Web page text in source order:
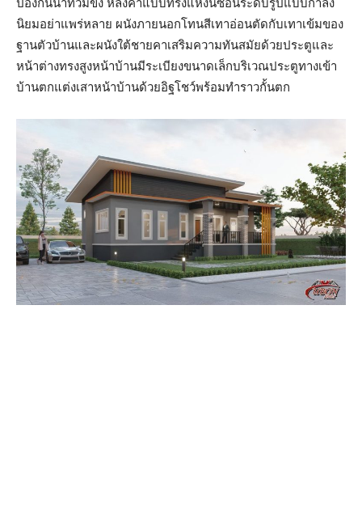
ป้องกันน้ำท่วมขัง หลังคาแบบทรงแหงนซ้อนระดับรูปแบบกำลัง
นิยมอย่าแพร่หลาย ผนังภายนอกโทนสีเทาอ่อนตัดกับเทาเข้มของ
ฐานตัวบ้านและผนังใต้ชายคาเสริมความทันสมัยด้วยประตูและ
หน้าต่างทรงสูงหน้าบ้านมีระเบียงขนาดเล็กบริเวณประตูทางเข้า
บ้านตกแต่งเสาหน้าบ้านด้วยอิฐโชว์พร้อมทำราวกั้นตก